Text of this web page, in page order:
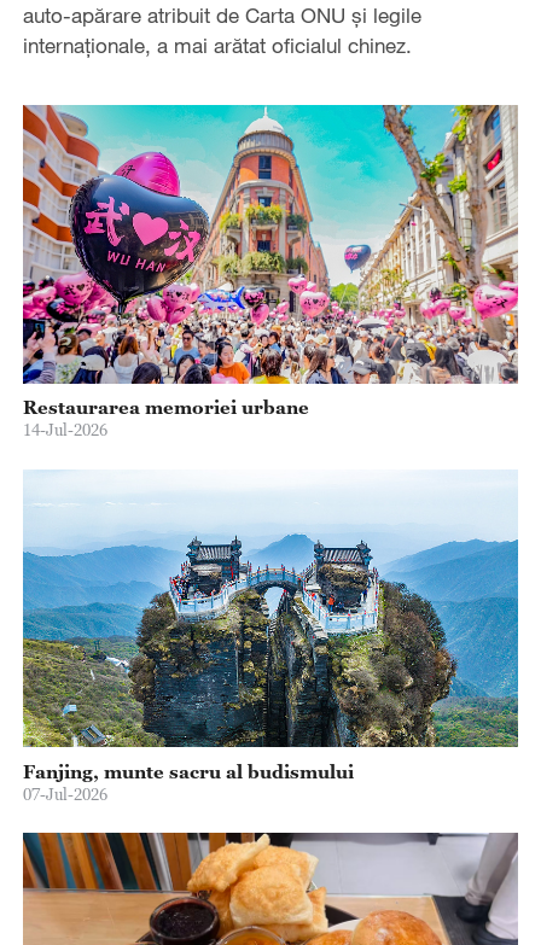
auto-apărare atribuit de Carta ONU și legile
internaționale, a mai arătat oficialul chinez.
Restaurarea memoriei urbane
14-Jul-2026
Fanjing, munte sacru al budismului
07-Jul-2026